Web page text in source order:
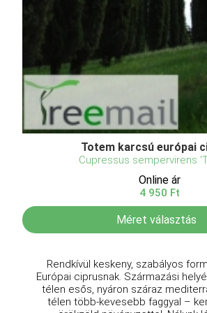
Totem karcsú európai
Cupressus sempervirens
Online ár
4 950 Ft
Méret választás
Rendkívül keskeny, szabályos
Európai ciprusnak. Származási
télen esős, nyáron száraz
télen több-kevesebb faggyal –